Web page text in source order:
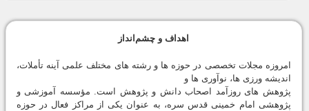
اهداف و چشم‌انداز
امروزه مجلات تخصصى در حوزه ها و رشته هاى مختلف علمى آينه تأملات،
انديشه ورزى ها، نوآورى ها و
پژوهش هاى روزآمد اصحاب دانش و پژوهش است. مؤسسه آموزشى و
پژوهشى امام خمينى قدس سره، به عنوان يكى از مراكز فعال در حوزه